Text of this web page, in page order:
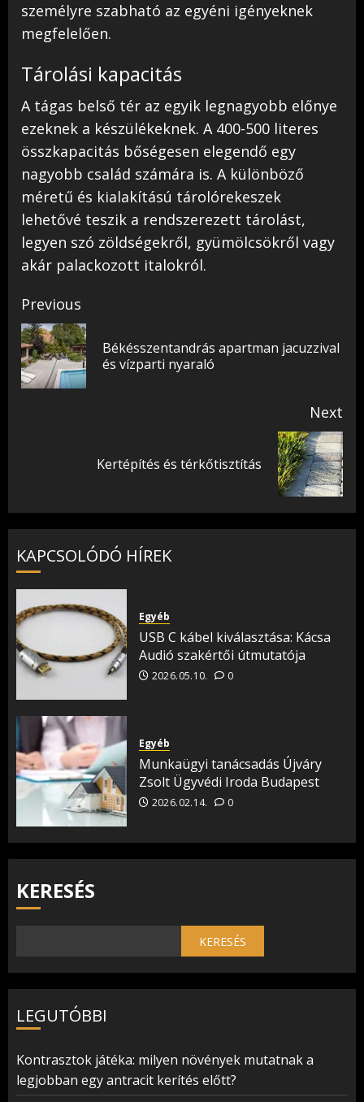
személyre szabható az egyéni igényeknek
megfelelően.
Tárolási kapacitás
A tágas belső tér az egyik legnagyobb előnye
ezeknek a készülékeknek. A 400-500 literes
összkapacitás bőségesen elegendő egy
nagyobb család számára is. A különböző
méretű és kialakítású tárolórekeszek
lehetővé teszik a rendszerezett tárolást,
legyen szó zöldségekről, gyümölcsökről vagy
akár palackozott italokról.
Post
navigation
Previous
Békésszentandrás apartman jacuzzival
és vízparti nyaraló
Next
Kertépítés és térkőtisztítás
KAPCSOLÓDÓ HÍREK
Egyéb
USB C kábel kiválasztása: Kácsa
Audió szakértői útmutatója
2026.05.10. 0
Egyéb
Munkaügyi tanácsadás Újváry
Zsolt Ügyvédi Iroda Budapest
2026.02.14. 0
KERESÉS
KERESÉS
LEGUTÓBBI
Kontrasztok játéka: milyen növények mutatnak a
legjobban egy antracit kerítés előtt?